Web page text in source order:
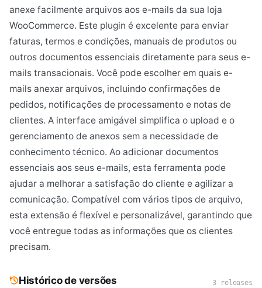
anexe facilmente arquivos aos e-mails da sua loja
WooCommerce. Este plugin é excelente para enviar
faturas, termos e condições, manuais de produtos ou
outros documentos essenciais diretamente para seus e-
mails transacionais. Você pode escolher em quais e-
mails anexar arquivos, incluindo confirmações de
pedidos, notificações de processamento e notas de
clientes. A interface amigável simplifica o upload e o
gerenciamento de anexos sem a necessidade de
conhecimento técnico. Ao adicionar documentos
essenciais aos seus e-mails, esta ferramenta pode
ajudar a melhorar a satisfação do cliente e agilizar a
comunicação. Compatível com vários tipos de arquivo,
esta extensão é flexível e personalizável, garantindo que
você entregue todas as informações que os clientes
precisam.
Histórico de versões 3 releases